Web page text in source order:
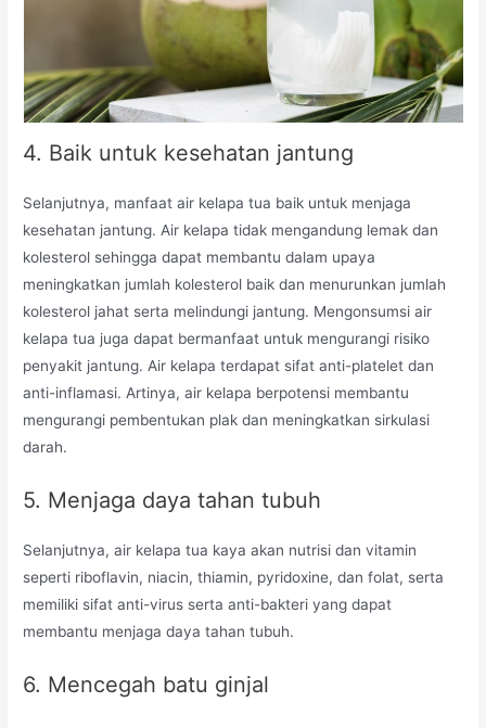
4. Baik untuk kesehatan jantung
Selanjutnya, manfaat air kelapa tua baik untuk menjaga
kesehatan jantung. Air kelapa tidak mengandung lemak dan
kolesterol sehingga dapat membantu dalam upaya
meningkatkan jumlah kolesterol baik dan menurunkan jumlah
kolesterol jahat serta melindungi jantung. Mengonsumsi air
kelapa tua juga dapat bermanfaat untuk mengurangi risiko
penyakit jantung. Air kelapa terdapat sifat anti-platelet dan
anti-inflamasi. Artinya, air kelapa berpotensi membantu
mengurangi pembentukan plak dan meningkatkan sirkulasi
darah.
5. Menjaga daya tahan tubuh
Selanjutnya, air kelapa tua kaya akan nutrisi dan vitamin
seperti riboflavin, niacin, thiamin, pyridoxine, dan folat, serta
memiliki sifat anti-virus serta anti-bakteri yang dapat
membantu menjaga daya tahan tubuh.
6. Mencegah batu ginjal